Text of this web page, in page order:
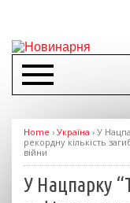
Home › Україна › У
рекордну кількість
війни
У Нацпарку